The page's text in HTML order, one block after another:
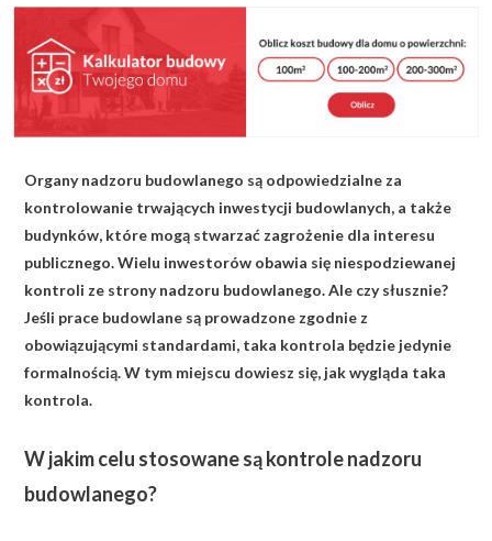
KALKULATOR BUDOWY
BLOG
O NAS
KONAKT
ZAPISZ SIĘ
Organy nadzoru budowlanego są odpowiedzialne za
kontrolowanie trwających inwestycji budowlanych, a także
budynków, które mogą stwarzać zagrożenie dla interesu
publicznego. Wielu inwestorów obawia się niespodziewanej
kontroli ze strony nadzoru budowlanego. Ale czy słusznie?
Jeśli prace budowlane są prowadzone zgodnie z
obowiązującymi standardami, taka kontrola będzie jedynie
formalnością. W tym miejscu dowiesz się, jak wygląda taka
kontrola.
W jakim celu stosowane są kontrole nadzoru
budowlanego?